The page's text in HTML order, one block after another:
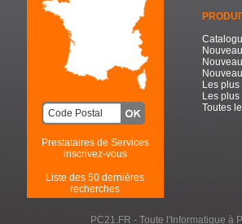
Prestataires de Services
inscrivez-vous
Liste des 50 dernières
recherches
Les
Les
Toutes
PC21.FR - Toute l'Informatique à